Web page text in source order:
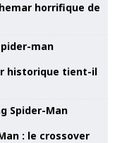
horrifique de
historique tient-il
: le crossover